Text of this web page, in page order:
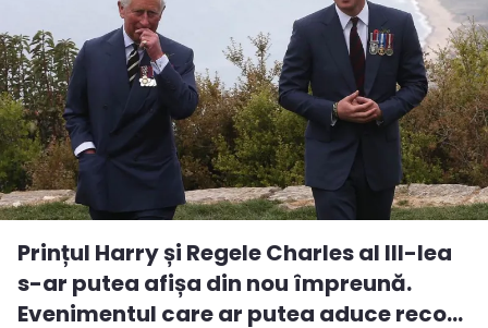
Prințul Harry și Regele Charles al III-lea
s-ar putea afișa din nou împreună.
Evenimentul care ar putea aduce reco...